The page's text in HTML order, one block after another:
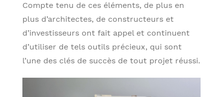
Compte tenu de ces éléments, de plus en
plus d’architectes, de constructeurs et
d’investisseurs ont fait appel et continuent
d’utiliser de tels outils précieux, qui sont
l’une des clés de succès de tout projet réussi.